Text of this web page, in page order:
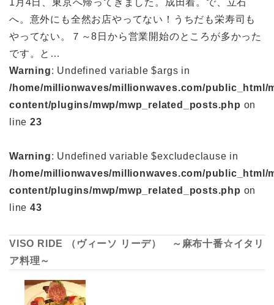
1月4日、東京へ帰ってきました。成田着。で、立石
へ。意外にも全然お店やってない！うちだも栄寿司も
やってない。７～8日から営業開始のところが多かった
です。と…
Warning: Undefined variable $args in
/home/millionwaves/millionwaves.com/public_html/
content/plugins/mwp/mwp_related_posts.php on
line 23
Warning: Undefined variable $excludeclause in
/home/millionwaves/millionwaves.com/public_html/
content/plugins/mwp/mwp_related_posts.php on
line 43
VISO RIDE （ヴィーソ リーデ） ～麻布十番☆イタリ
ア料理～